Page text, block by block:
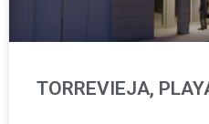
TORREVIEJA,